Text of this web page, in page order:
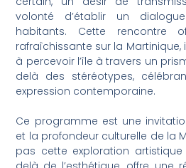
volonté d’établir un
habitants. Cette rencontre
rafraîchissante sur la
à percevoir l’île à travers un
delà des stéréotypes,
expression contemporaine.
Ce programme est une
et la profondeur culturelle de la
pas cette exploration